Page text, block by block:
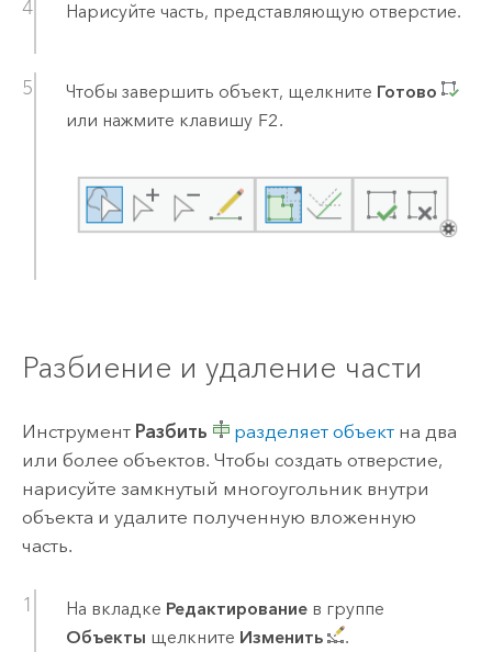
Нарисуйте часть, представляющую отверстие.
Чтобы завершить объект, щелкните Готово
или нажмите клавишу F2.
Разбиение и удаление части
Инструмент Разбить разделяет объектна два
или более объектов. Чтобы создать отверстие,
нарисуйте замкнутый многоугольник внутри
объекта и удалите полученную вложенную
часть.
На вкладке Редактированиев группе
Объекты щелкните Изменить .